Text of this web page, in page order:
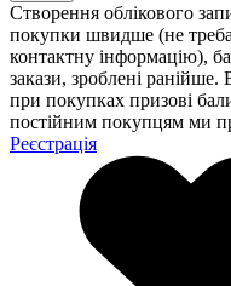
Створення облікового
покупки швидше (не треба
контактну інформацію),
закази, зроблені
при покупках призові
постійним покупцям ми
Реєстрація